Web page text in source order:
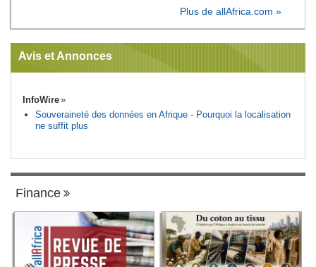
Plus de allAfrica.com »
Avis et Annonces
InfoWire
Souveraineté des données en Afrique - Pourquoi la localisation
ne suffit plus
Finance